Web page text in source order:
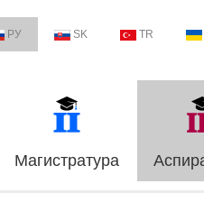
РУ SK TR
Магистратура